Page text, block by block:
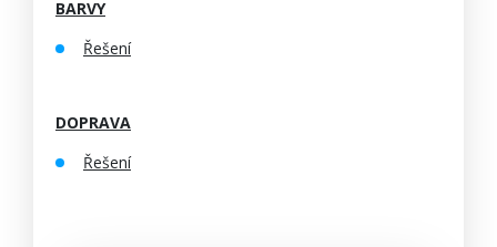
BARVY
Řešení
DOPRAVA
Řešení